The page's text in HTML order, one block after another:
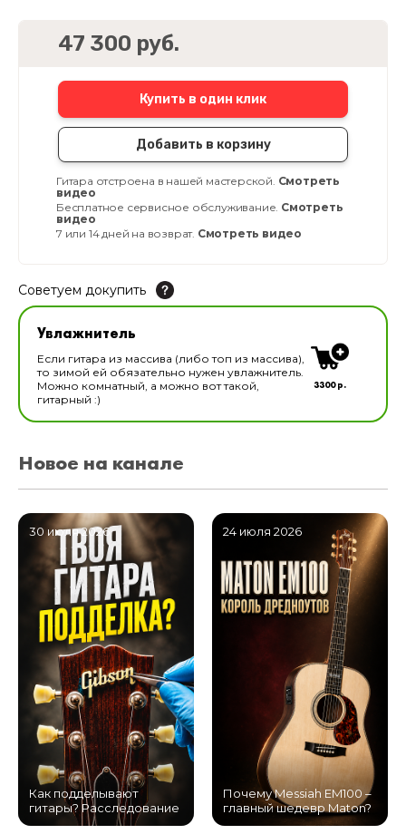
47 300 руб.
Купить в один клик
Добавить в корзину
Гитара отстроена в нашей мастерской. Смотреть
видео
Бесплатное сервисное обслуживание. Смотреть
видео
7 или 14 дней на возврат. Смотреть видео
Советуем докупить
Увлажнитель для музыкальных инструментов
В наличии
Увлажнитель
Если гитара из массива (либо топ из массива),
то зимой ей обязательно нужен увлажнитель.
Можно комнатный, а можно вот такой,
гитарный :)
3300 р.
Новое на канале
30 июля 2026
Как подделывают
гитары? Расследование
24 июля 2026
Почему Messiah EM100 –
главный шедевр Maton?